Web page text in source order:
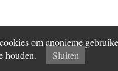
om anonieme
houden.
Sluiten